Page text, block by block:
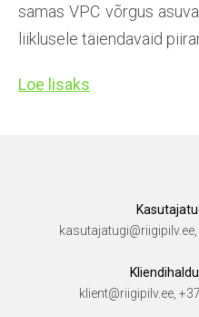
samas VPC võrgus
liiklusele täiendavaid
Loe lisaks
klient@riigipilv.ee,